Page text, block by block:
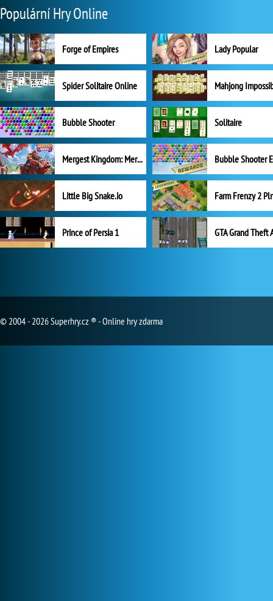
Populární Hry Online
Forge of Empires Lady Popular
Spider Solitaire Online Mahjong
Bubble Shooter Solitaire
Mergest Kingdom: Merge Puzzle
Little Big Snake.io
Prince of Persia 1 GTA Grand Theft
© 2004 - 2026 Superhry.cz ® - Online hry zdarma